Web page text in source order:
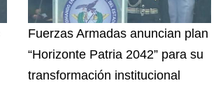
Fuerzas Armadas anuncian plan
“Horizonte Patria 2042” para su
transformación institucional